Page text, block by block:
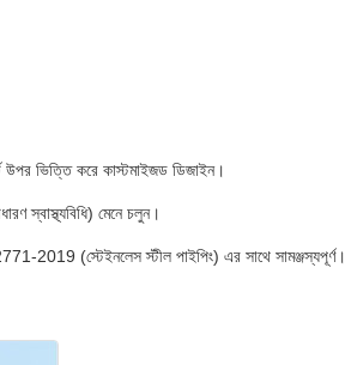
উপর ভিত্তি করে কাস্টমাইজড ডিজাইন।
স্বাস্থ্যবিধি) মেনে চলুন।
(স্টেইনলেস স্টীল পাইপিং) এর সাথে সামঞ্জস্যপূর্ণ।